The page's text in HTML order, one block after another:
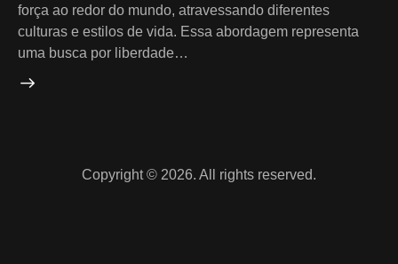
força ao redor do mundo, atravessando diferentes
culturas e estilos de vida. Essa abordagem representa
uma busca por liberdade…
Copyright © 2026. All rights reserved.